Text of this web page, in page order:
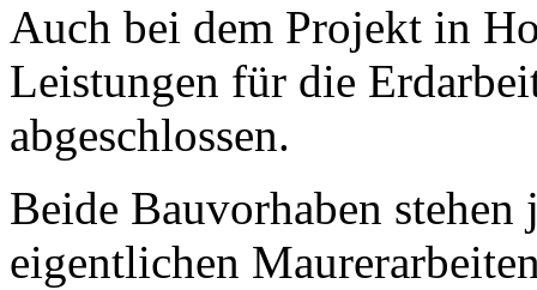
Auch bei dem Projekt in
Leistungen für die
abgeschlossen.
Beide Bauvorhaben
eigentlichen